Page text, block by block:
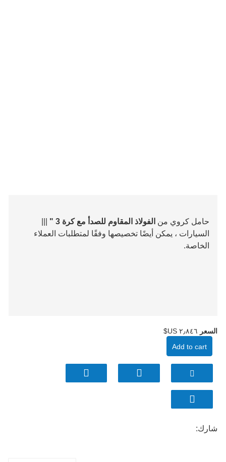
حامل كروي من الفولاذ المقاوم للصدأ مع كرة 3 "
السيارات ، يمكن أيضًا تخصيصها وفقًا لمتطلبات العملاء
الخاصة.
السعر ٢٫٨٤٦ US$
Add to cart
شارك: